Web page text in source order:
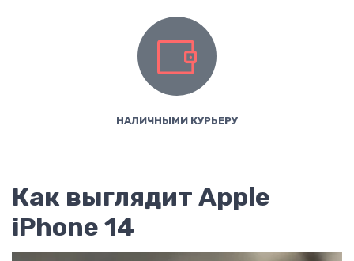
НАЛИЧНЫМИ КУРЬЕРУ
Как выглядит Apple
iPhone 14